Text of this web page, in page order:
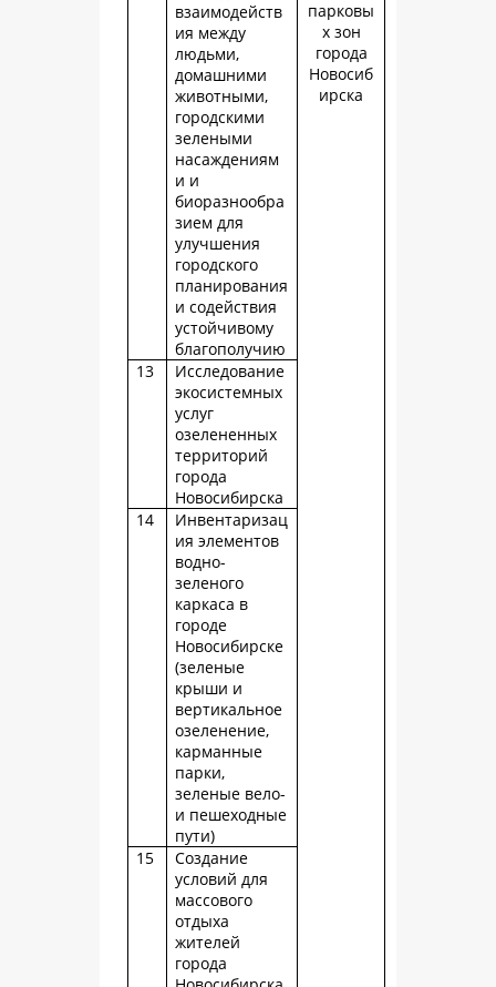
парковы
х зон
города
Новосиб
ирска
взаимодейств
ия между
людьми,
домашними
животными,
городскими
зелеными
насаждениям
и и
биоразнообра
зием для
улучшения
городского
планирования
и содействия
устойчивому
благополучию
13
Исследование
экосистемных
услуг
озелененных
территорий
города
Новосибирска
14
Инвентаризац
ия элементов
водно-
зеленого
каркаса в
городе
Новосибирске
(зеленые
крыши и
вертикальное
озеленение,
карманные
парки,
зеленые вело-
и пешеходные
пути)
15
Создание
условий для
массового
отдыха
жителей
города